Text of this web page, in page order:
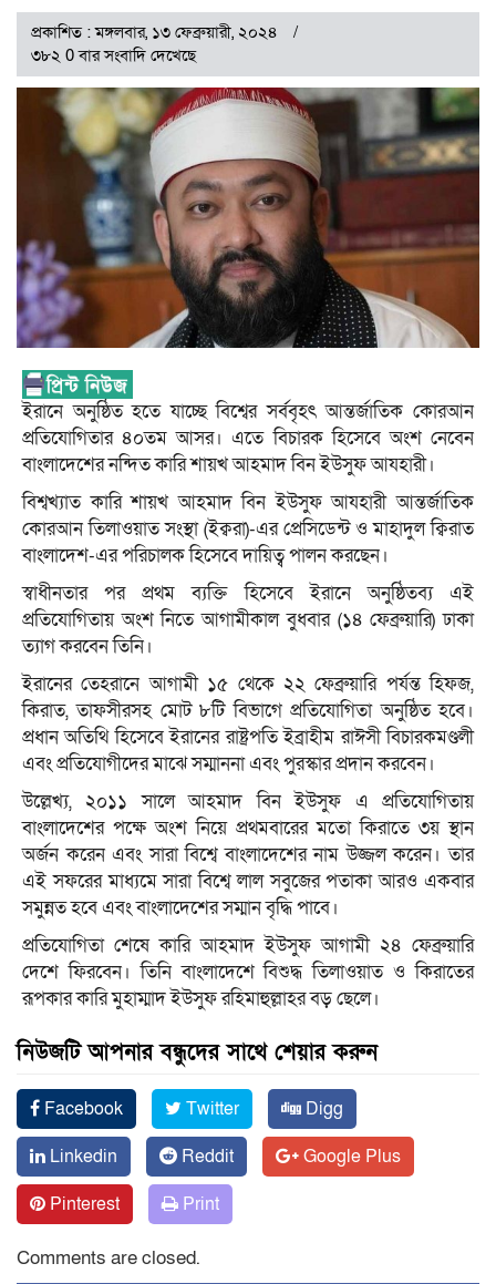
প্রকাশিত : মঙ্গলবার, ১৩ ফেব্রুয়ারী, ২০২৪
৩৮২ 0 বার সংবাদি দেখেছে
ইরানে অনুষ্ঠিত হতে যাচ্ছে বিশ্বের সর্ববৃহৎ আন্তর্জাতিক কোরআন
প্রতিযোগিতার ৪০তম আসর। এতে বিচারক হিসেবে অংশ নেবেন
বাংলাদেশের নন্দিত কারি শায়খ আহমাদ বিন ইউসুফ আযহারী।
বিশ্বখ্যাত কারি শায়খ আহমাদ বিন ইউসুফ আযহারী আন্তর্জাতিক
কোরআন তিলাওয়াত সংস্থা (ইক্বরা)-এর প্রেসিডেন্ট ও মাহাদুল ক্বিরাত
বাংলাদেশ-এর পরিচালক হিসেবে দায়িত্ব পালন করছেন।
স্বাধীনতার পর প্রথম ব্যক্তি হিসেবে ইরানে অনুষ্ঠিতব্য এই
প্রতিযোগিতায় অংশ নিতে আগামীকাল বুধবার (১৪ ফেব্রুয়ারি) ঢাকা
ত্যাগ করবেন তিনি।
ইরানের তেহরানে আগামী ১৫ থেকে ২২ ফেব্রুয়ারি পর্যন্ত হিফজ,
কিরাত, তাফসীরসহ মোট ৮টি বিভাগে প্রতিযোগিতা অনুষ্ঠিত হবে।
প্রধান অতিথি হিসেবে ইরানের রাষ্ট্রপতি ইব্রাহীম রাঈসী বিচারকমণ্ডলী
এবং প্রতিযোগীদের মাঝে সম্মাননা এবং পুরস্কার প্রদান করবেন।
উল্লেখ্য, ২০১১ সালে আহমাদ বিন ইউসুফ এ প্রতিযোগিতায়
বাংলাদেশের পক্ষে অংশ নিয়ে প্রথমবারের মতো কিরাতে ৩য় স্থান
অর্জন করেন এবং সারা বিশ্বে বাংলাদেশের নাম উজ্জল করেন। তার
এই সফরের মাধ্যমে সারা বিশ্বে লাল সবুজের পতাকা আরও একবার
সমুন্নত হবে এবং বাংলাদেশের সম্মান বৃদ্ধি পাবে।
প্রতিযোগিতা শেষে কারি আহমাদ ইউসুফ আগামী ২৪ ফেব্রুয়ারি
দেশে ফিরবেন। তিনি বাংলাদেশে বিশুদ্ধ তিলাওয়াত ও কিরাতের
রূপকার কারি মুহাম্মাদ ইউসুফ রহিমাহুল্লাহর বড় ছেলে।
নিউজটি আপনার বন্ধুদের সাথে শেয়ার করুন
Facebook Twitter
Digg
Linkedin
Reddit
Google Plus
Pinterest
Print
Comments are closed.